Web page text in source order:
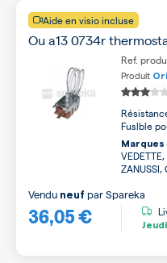
Aide en visio incluse
Ou a13 0734r
Ref.
Produit
Fuslble
ZANUSSI,
36,05 €
Vendu neuf parSpareka
Jeudi